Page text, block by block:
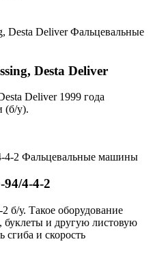
Фальцевальные
Desta Deliver
Deliver 1999 года
(б/у).
Фальцевальные машины
4-4-2
б/у. Такое оборудование
буклеты и другую листовую
и скорость